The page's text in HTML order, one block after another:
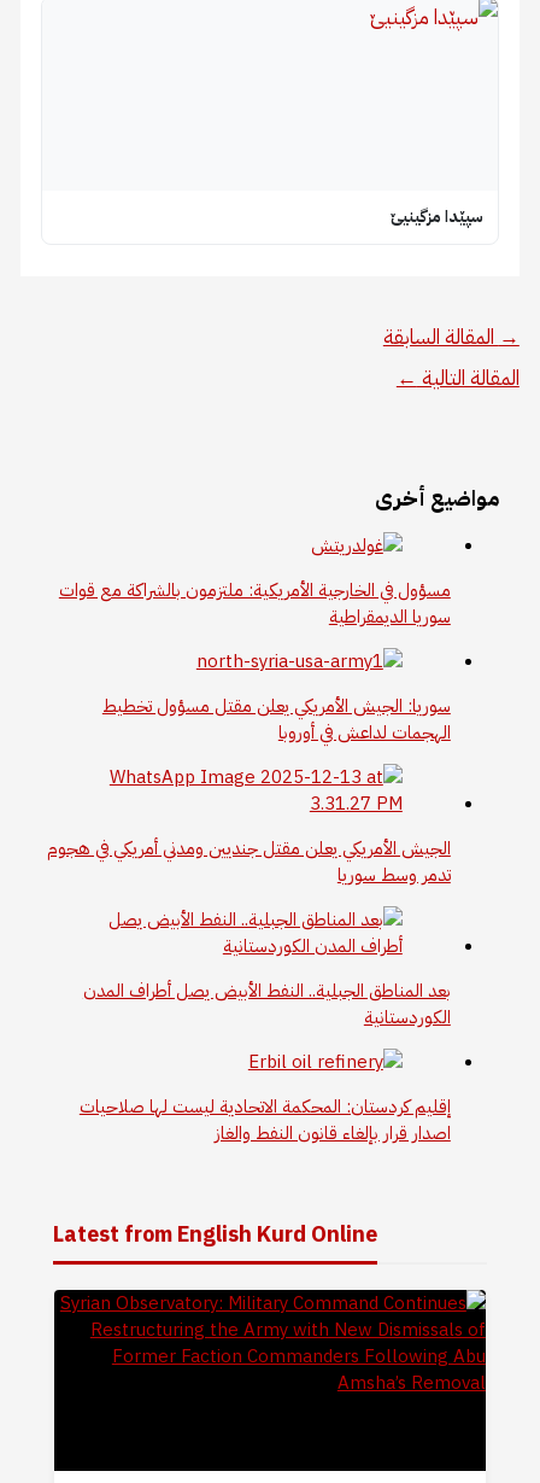
سپێدا مزگینیێ
→ المقالة السابقة
المقالة التالية ←
مواضيع أخرى
مسؤول في الخارجية الأمريكية: ملتزمون بالشراكة مع قوات
سوريا الديمقراطية
سوريا: الجيش الأمريكي يعلن مقتل مسؤول تخطيط
الهجمات لداعش في أوروبا
الجيش الأمريكي يعلن مقتل جنديين ومدني أمريكي في هجوم
تدمر وسط سوريا
بعد المناطق الجبلية.. النفط الأبيض يصل أطراف المدن
الكوردستانية
إقليم كردستان: المحكمة الاتحادية ليست لها صلاحيات
اصدار قرار بإلغاء قانون النفط والغاز
Latest from English Kurd Online